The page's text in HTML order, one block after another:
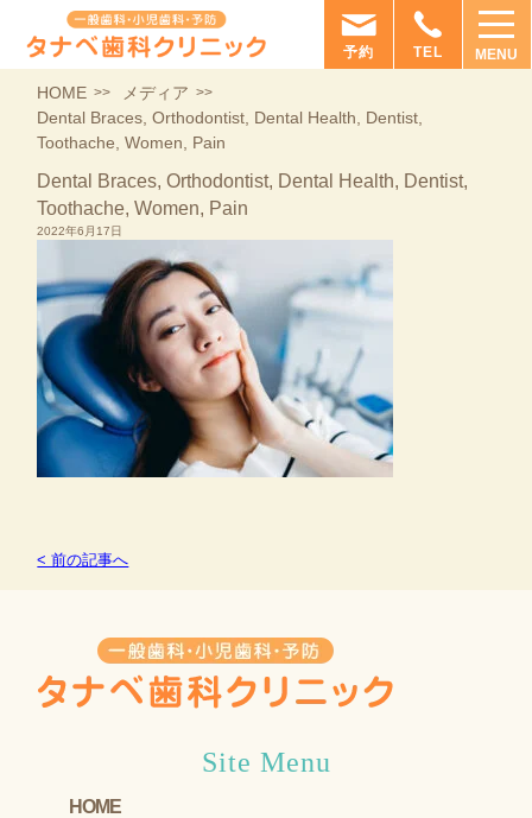
MENU
TEL
予約
HOME
メディア
Dental Braces, Orthodontist, Dental Health, Dentist,
Toothache, Women, Pain
Dental Braces, Orthodontist, Dental Health, Dentist,
Toothache, Women, Pain
2022年6月17日
< 前の記事へ
Site Menu
HOME